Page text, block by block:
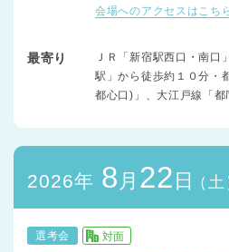
会場へのアクセスはこち
最寄り
ＪＲ「新宿駅西口・南口
駅」から徒歩約１０分・
都心口)」、大江戸線「
2026年 8 月 22 日 （土
選考会 対面